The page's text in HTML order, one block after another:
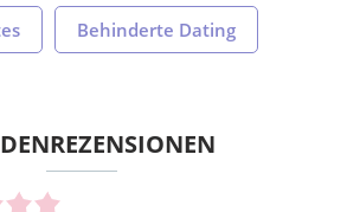
Behinderte Dating